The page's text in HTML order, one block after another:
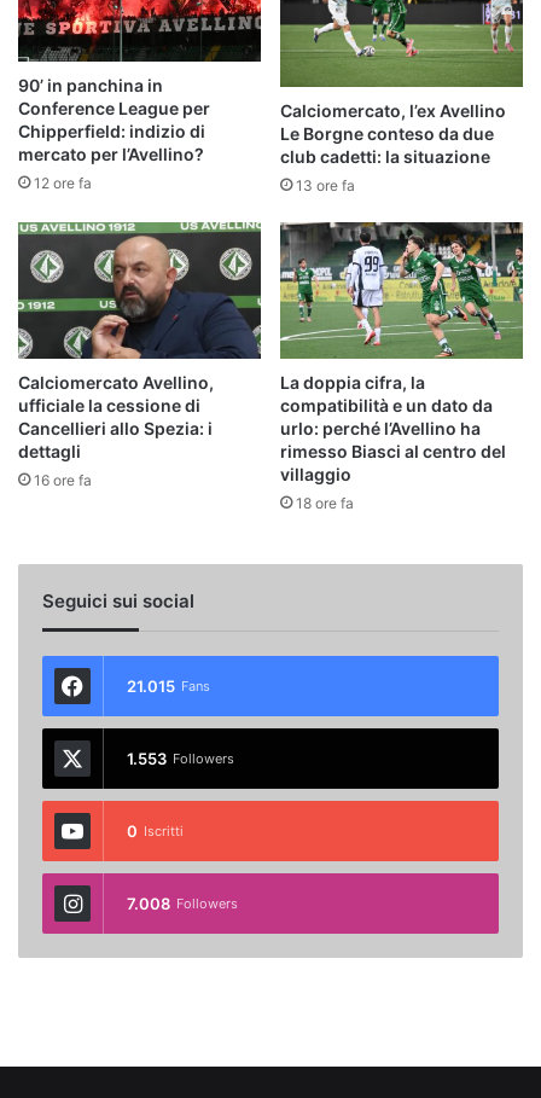
90’ in panchina in
Conference League per
Chipperfield: indizio di
mercato per l’Avellino?
12 ore fa
Calciomercato, l’ex Avellino
Le Borgne conteso da due
club cadetti: la situazione
13 ore fa
Calciomercato Avellino,
ufficiale la cessione di
Cancellieri allo Spezia: i
dettagli
16 ore fa
La doppia cifra, la
compatibilità e un dato da
urlo: perché l’Avellino ha
rimesso Biasci al centro del
villaggio
18 ore fa
Seguici sui social
21.015 Fans
1.553 Followers
0 Iscritti
7.008 Followers